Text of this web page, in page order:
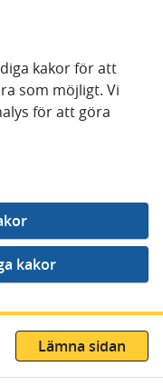
kakor för att
som möjligt. Vi
för att göra
Lämna sidan